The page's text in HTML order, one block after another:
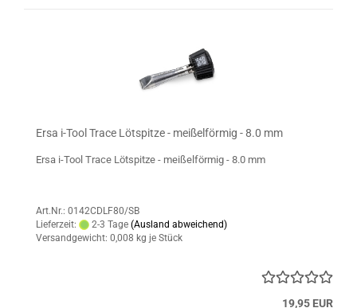
Ersa i-Tool Trace Lötspitze - meißelförmig - 8.0 mm
Ersa i-Tool Trace Lötspitze - meißelförmig - 8.0 mm
Art.Nr.: 0142CDLF80/SB
Lieferzeit:
2-3 Tage (Ausland abweichend)
Versandgewicht: 0,008 kg je Stück
19,95 EUR